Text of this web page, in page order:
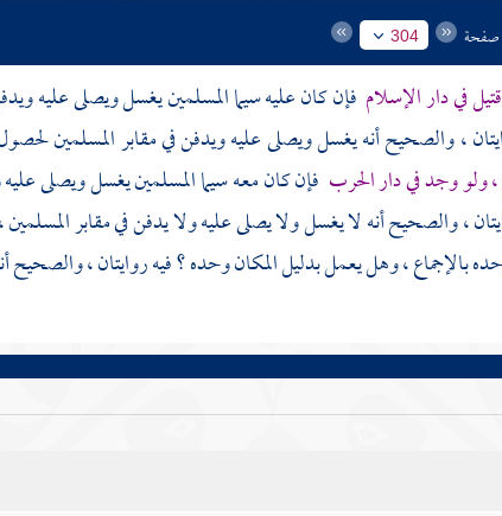
صفحة 304
في دار الإسلام فإن كان عليه سيما المسلمين يغسل ويصلى عليه
، والصحيح أنه يغسل ويصلى عليه ويدفن في مقابر المسلمين
، ولو وجد في دار الحرب فإن كان معه سيما المسلمين يغسل ويصلى عليه
، والصحيح أنه لا يغسل ولا يصلى عليه ولا يدفن في مقابر
بالإجماع ، وهل يعمل بدليل المكان وحده ؟ فيه روايتان ،